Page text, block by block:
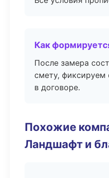
Как
После замера
смету, фиксируем
в договоре.
Похожие
Ландшафт и